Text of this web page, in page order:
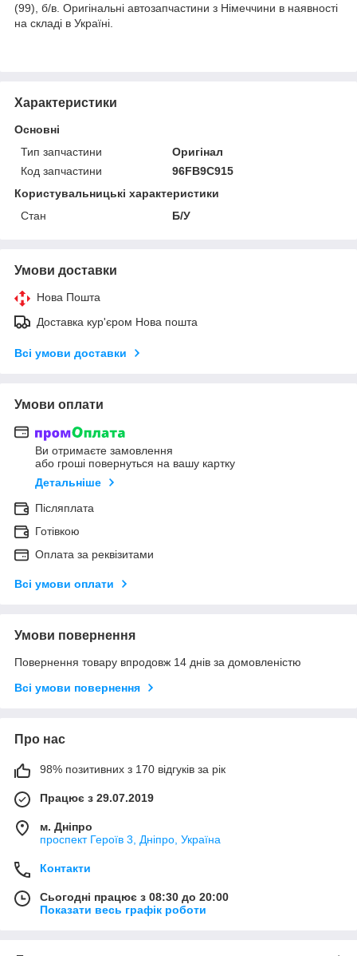
(99), б/в. Оригінальні автозапчастини з Німеччини в наявності
на складі в Україні.
Характеристики
Основні
Тип запчастини
Оригінал
Код запчастини
96FB9C915
Користувальницькі характеристики
Стан
Б/У
Умови доставки
Нова Пошта
Доставка кур'єром Нова пошта
Всі умови доставки
Умови оплати
Ви отримаєте замовлення
або гроші повернуться на вашу картку
Детальніше
Післяплата
Готівкою
Оплата за реквізитами
Всі умови оплати
Умови повернення
Повернення товару впродовж 14 днів за домовленістю
Всі умови повернення
Про нас
98% позитивних з 170 відгуків за рік
Працює з 29.07.2019
м. Дніпро
проспект Героїв 3, Дніпро, Україна
Контакти
Сьогодні працює з 08:30 до 20:00
Показати весь графік роботи